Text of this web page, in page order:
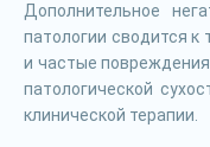
Дополнительное
патологии сводится к
и частые
патологической
клинической терапии.